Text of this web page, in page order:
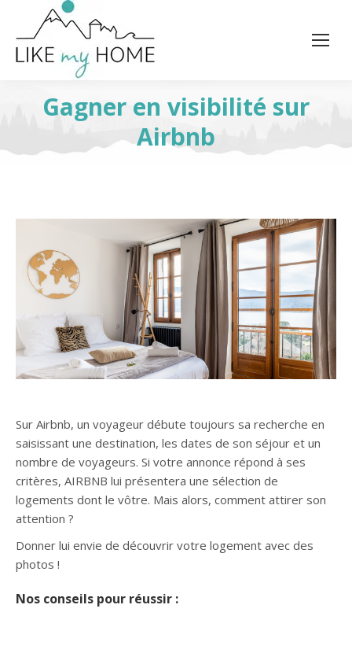
Gagner en visibilité sur
Airbnb
Sur Airbnb, un voyageur débute toujours sa recherche en
saisissant une destination, les dates de son séjour et un
nombre de voyageurs. Si votre annonce répond à ses
critères, AIRBNB lui présentera une sélection de
logements dont le vôtre. Mais alors, comment attirer son
attention ?
Donner lui envie de découvrir votre logement avec des
photos !
Nos conseils pour réussir :